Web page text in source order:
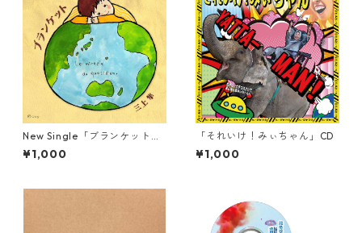
New Single「ブランケット」
CD
¥1,000
「それいけ！みぃちゃん」CD
¥1,000